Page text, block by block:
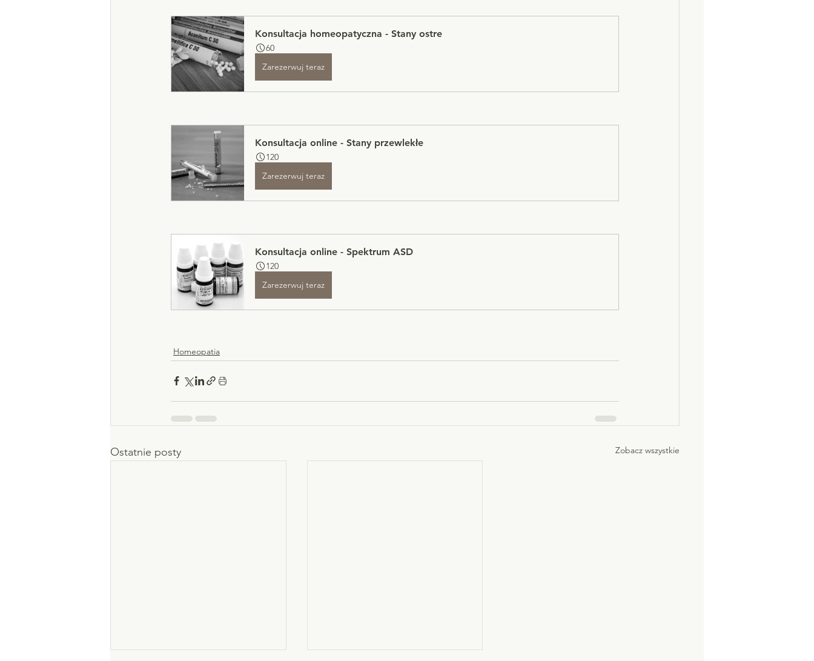
Konsultacja homeopatyczna - Stany ostre
60
Zarezerwuj teraz
Konsultacja online - Stany przewlekłe
120
Zarezerwuj teraz
Konsultacja online - Spektrum ASD
120
Zarezerwuj teraz
Homeopatia
Ostatnie posty Zobacz wszystkie